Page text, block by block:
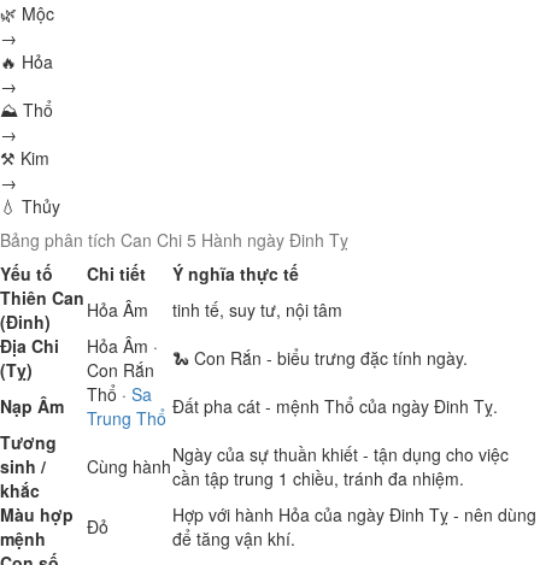
🌿 Mộc
→
🔥 Hỏa
→
⛰ Thổ
→
⚒ Kim
→
💧 Thủy
Bảng phân tích Can Chi 5 Hành ngày Đinh Tỵ
Yếu tố
Chi tiết
Ý nghĩa thực tế
Thiên Can
(Đinh)
Hỏa Âm
tinh tế, suy tư, nội tâm
Địa Chi
(Tỵ)
Hỏa Âm ·
Con Rắn
🐍 Con Rắn - biểu trưng đặc tính ngày.
Nạp Âm
Thổ · Sa
Trung Thổ Đất pha cát - mệnh Thổ của ngày Đinh Tỵ.
Tương
sinh /
khắc
Cùng hànhNgày của sự thuần khiết - tận dụng cho việc
cần tập trung 1 chiều, tránh đa nhiệm.
Màu hợp
mệnh
Đỏ
Hợp với hành Hỏa của ngày Đinh Tỵ - nên dùng
để tăng vận khí.